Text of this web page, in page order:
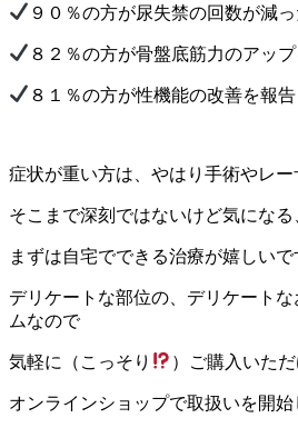
９０％の方が尿失禁の回数が減
８２％の方が骨盤底筋力のアッ
８１％の方が性機能の改善を報告
症状が重い方は、やはり手術やレ
そこまで深刻ではないけど気にな
まずは自宅でできる治療が嬉しいで
デリケートな部位の、デリケート
ムなので
気軽に（こっそり ）ご購入いた
オンラインショップで取扱いを開始